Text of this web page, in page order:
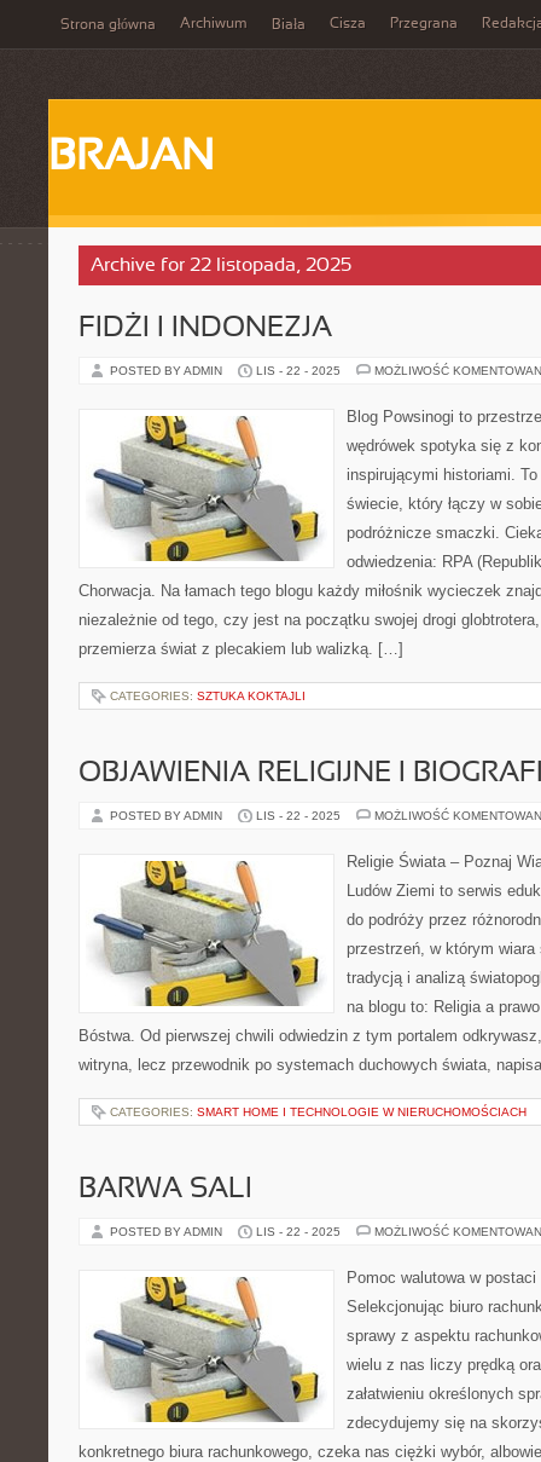
Strona główna Archiwum Biała Cisza Przegrana
BRAJAN
Archive for 22 listopada, 2025
FIDŻI I INDONEZJA
POSTED BY ADMIN LIS - 22 - 2025 MOŻLIWOŚĆ
Blog Powsinogi to
wędrówek spotyka się z
inspirującymi historiami.
świecie, który łączy w
podróżnicze smaczki.
odwiedzenia: RPA
Chorwacja. Na łamach tego blogu każdy miłośnik wycieczek
niezależnie od tego, czy jest na początku swojej drogi
przemierza świat z plecakiem lub walizką. […]
CATEGORIES: SZTUKA KOKTAJLI
OBJAWIENIA RELIGIJNE I
POSTED BY ADMIN LIS - 22 - 2025 MOŻLIWOŚĆ
Religie Świata – Poznaj
Ludów Ziemi to serwis
do podróży przez
przestrzeń, w którym
tradycją i analizą
na blogu to: Religia a
Bóstwa. Od pierwszej chwili odwiedzin z tym portalem
witryna, lecz przewodnik po systemach duchowych świata,
CATEGORIES: SMART HOME I TECHNOLOGIE W NIERUCHOMOŚCIACH
BARWA SALI
POSTED BY ADMIN LIS - 22 - 2025 MOŻLIWOŚĆ
Pomoc walutowa w
Selekcjonując biuro
sprawy z aspektu
wielu z nas liczy prędką
załatwieniu określonych
zdecydujemy się na
konkretnego biura rachunkowego, czeka nas ciężki wybór,